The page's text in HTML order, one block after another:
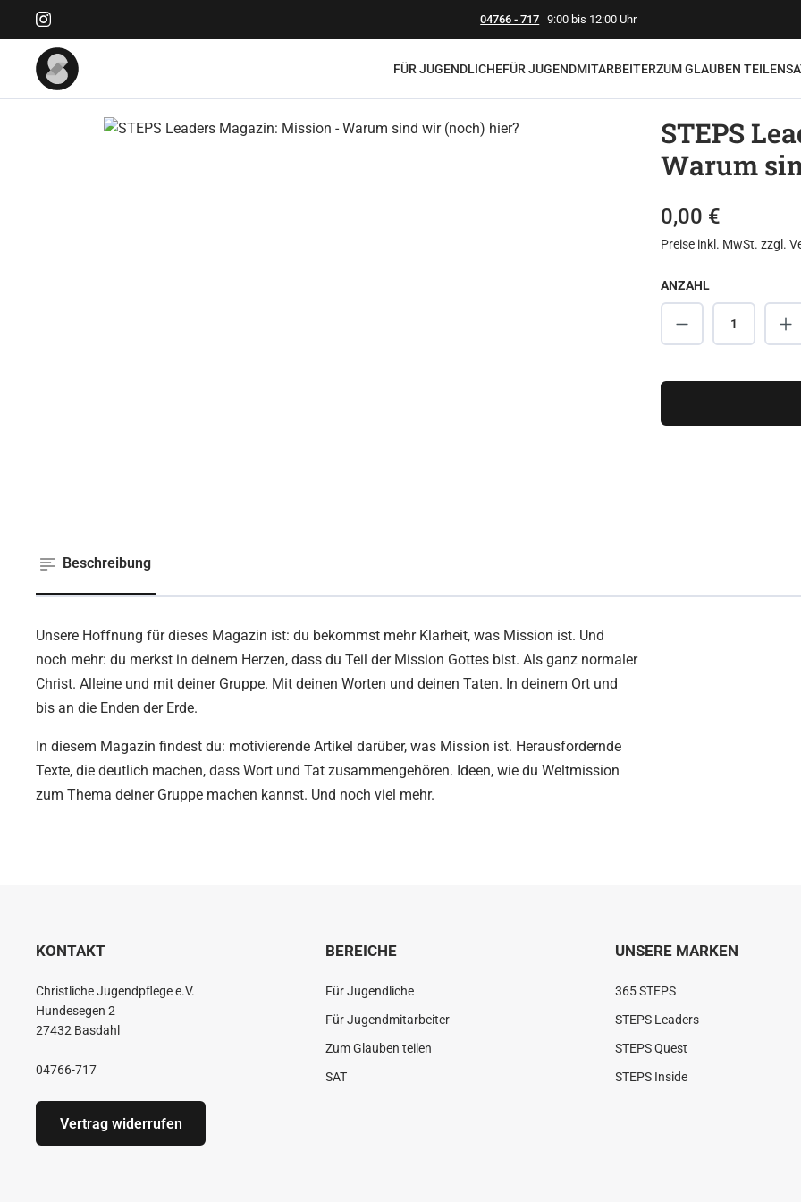
04766 - 717 9:00 bis 12:00 Uhr
FÜR JUGENDLICHEFÜR JUGENDMITARBEITERZUM GLAUBEN TEILEN
Bildergalerie überspringen
STEPS
Warum
Regulärer Preis:
0,00 €
Preise inkl. MwSt. zzgl.
ANZAHL
Produkt
Beschreibung
Unsere Hoffnung für dieses Magazin ist: du bekommst mehr Klarheit, was Mission ist. Und
noch mehr: du merkst in deinem Herzen, dass du Teil der Mission Gottes bist. Als ganz normaler
Christ. Alleine und mit deiner Gruppe. Mit deinen Worten und deinen Taten. In deinem Ort und
bis an die Enden der Erde.
In diesem Magazin findest du: motivierende Artikel darüber, was Mission ist. Herausfordernde
Texte, die deutlich machen, dass Wort und Tat zusammengehören. Ideen, wie du Weltmission
zum Thema deiner Gruppe machen kannst. Und noch viel mehr.
KONTAKT
Christliche Jugendpflege e.V.
Hundesegen 2
27432 Basdahl
04766-717
Vertrag widerrufen
BEREICHE
Für Jugendliche
Für Jugendmitarbeiter
Zum Glauben teilen
SAT
UNSERE MARKEN
365 STEPS
STEPS Leaders
STEPS Quest
STEPS Inside